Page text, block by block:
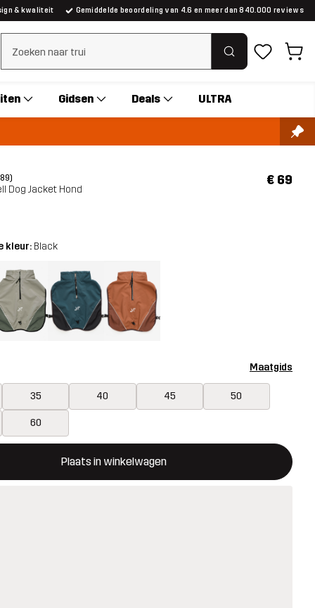
& kwaliteit Gemiddelde beoordeling van 4.6 en meer dan 840.000 reviews
Zoeken wissen
Gidsen Deals ULTRA
Dog Jacket Hond
€ 69
kleur: Black
Maatgids
35 40 45 50
60
Plaats in winkelwagen
een modal met de bevestiging van een nieuw item in het